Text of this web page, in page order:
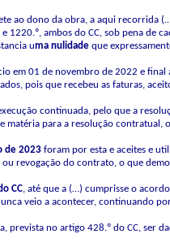
ao dono da obra, a aqui recorrida
1220.º, ambos do CC, sob pena de
uma nulidade que
em 01 de novembro de 2022 e
pois que recebeu as faturas,
continuada, pelo que a
para a resolução contratual,
de 2023 foram por esta e aceites e
revogação do contrato, o que
CC, até que a (…) cumprisse o
veio a acontecer, continuando
prevista no artigo 428.º do CC, ser